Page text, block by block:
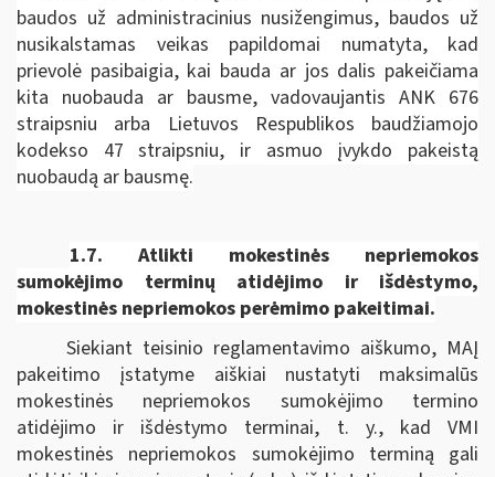
baudos už administracinius nusižengimus, baudos už
nusikalstamas veikas papildomai numatyta, kad
prievolė pasibaigia, kai bauda ar jos dalis pakeičiama
kita nuobauda ar bausme, vadovaujantis ANK 676
straipsniu arba Lietuvos Respublikos baudžiamojo
kodekso 47 straipsniu, ir asmuo įvykdo pakeistą
nuobaudą ar bausmę.
1.7.
Atlikti mokestinės nepriemokos
sumokėjimo terminų atidėjimo ir išdėstymo,
mokestinės nepriemokos perėmimo pakeitimai.
Siekiant teisinio reglamentavimo aiškumo, MAĮ
pakeitimo įstatyme aiškiai nustatyti maksimalūs
mokestinės nepriemokos sumokėjimo termino
atidėjimo ir išdėstymo terminai, t. y., kad VMI
mokestinės nepriemokos sumokėjimo terminą gali